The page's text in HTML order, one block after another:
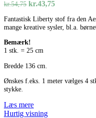
kr.54,75 Den
pris
var:
kr.54,75.
kr.43,75Den
pris
er:
Fantastisk Liberty stof fra den
mange kreative sysler, bl.a.
Bemærk!
1 stk. = 25 cm
Bredde 136 cm.
Ønskes f.eks. 1 meter vælges 4
stykke.
Læs mere
Hurtig visning